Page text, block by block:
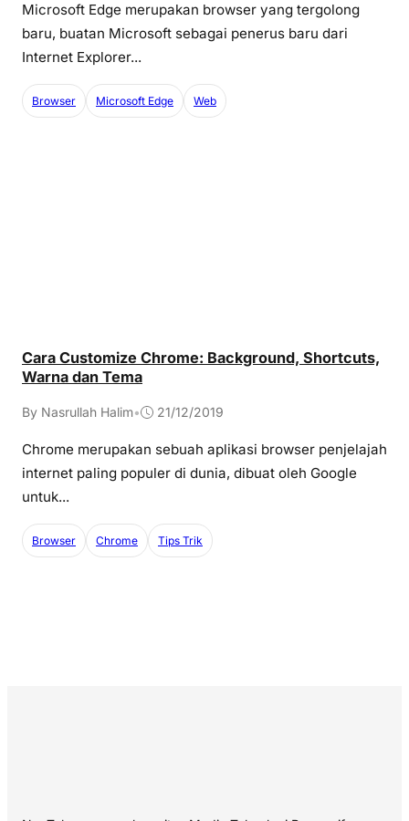
Microsoft Edge merupakan browser yang tergolong
baru, buatan Microsoft sebagai penerus baru dari
Internet Explorer...
Browser Microsoft Edge Web
Cara Customize Chrome: Background, Shortcuts,
Warna dan Tema
By Nasrullah Halim• 21/12/2019
Chrome merupakan sebuah aplikasi browser penjelajah
internet paling populer di dunia, dibuat oleh Google
untuk...
Browser Chrome Tips Trik